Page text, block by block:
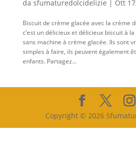
da sfumaturedolcidelizie | Ott
Biscuit de crème glacée avec la crème
c’est un délicieux et délicieux biscuit à
sans machine à crème glacée. Ils sont
simples à faire, ils peuvent également
enfants. Partagez...
Copyright © 2026